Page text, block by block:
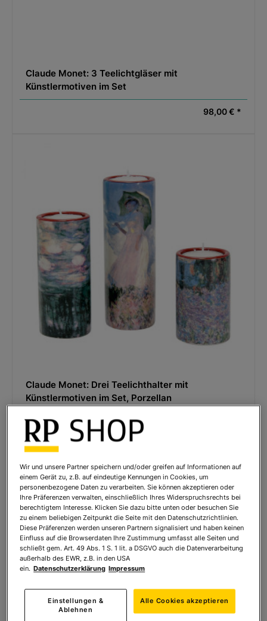
Claude Monet: 3 Teelichtgläser mit
Künstlermotiven im Set
98,00 € *
Claude Monet: Drei Teelichthalter mit
Künstlermotiven im Set, Porzellan
Wir und unsere Partner speichern und/oder greifen auf Informationen auf
einem Gerät zu, z.B. auf eindeutige Kennungen in Cookies, um
personenbezogene Daten zu verarbeiten. Sie können akzeptieren oder
Ihre Präferenzen verwalten, einschließlich Ihres Widerspruchsrechts bei
berechtigtem Interesse. Klicken Sie dazu bitte unten oder besuchen Sie
zu einem beliebigen Zeitpunkt die Seite mit den Datenschutzrichtlinien.
Diese Präferenzen werden unseren Partnern signalisiert und haben keinen
Einfluss auf die Browserdaten Ihre Zustimmung umfasst alle Seiten und
schließt gem. Art. 49 Abs. 1 S. 1 lit. a DSGVO auch die Datenverarbeitung
außerhalb des EWR, z.B. in den USA
ein. Datenschutzerklärung Impressum
Einstellungen &
Ablehnen
Alle Cookies akzeptieren